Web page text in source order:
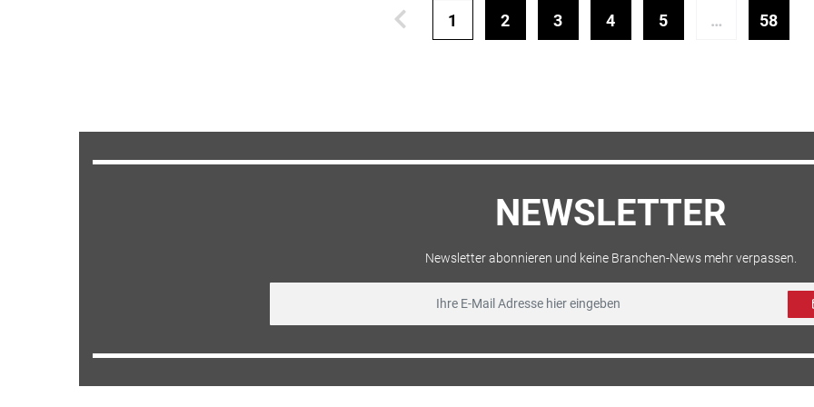
1 2 3 4 5 … 58
NEWSLETTER
Newsletter abonnieren und keine Branchen-News mehr verpassen.